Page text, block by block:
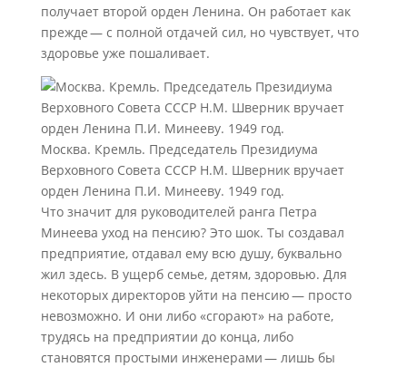
получает второй орден Ленина. Он работает как
прежде — с полной отдачей сил, но чувствует, что
здоровье уже пошаливает.
Москва. Кремль. Председатель Президиума
Верховного Совета СССР Н.М. Шверник вручает
орден Ленина П.И. Минееву. 1949 год.
Что значит для руководителей ранга Петра
Минеева уход на пенсию? Это шок. Ты создавал
предприятие, отдавал ему всю душу, буквально
жил здесь. В ущерб семье, детям, здоровью. Для
некоторых директоров уйти на пенсию — просто
невозможно. И они либо «сгорают» на работе,
трудясь на предприятии до конца, либо
становятся простыми инженерами — лишь бы